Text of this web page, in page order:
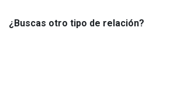
¿Buscas otro tipo de relación?